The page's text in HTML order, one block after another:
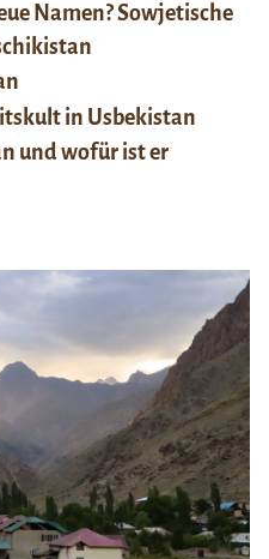
Namen? Sowjetische
in Usbekistan
und wofür ist er